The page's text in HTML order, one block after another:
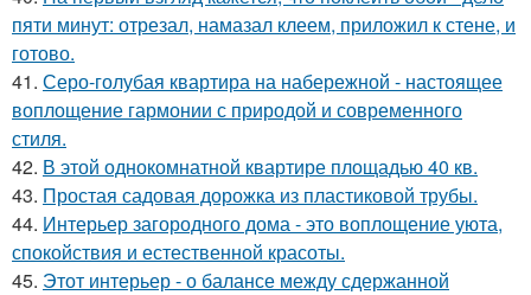
пяти минут: отрезал, намазал клеем, приложил к стене, и
готово.
41. Серо-голубая квартира на набережной - настоящее
воплощение гармонии с природой и современного
стиля.
42. В этой однокомнатной квартире площадью 40 кв.
43. Простая садовая дорожка из пластиковой трубы.
44. Интерьер загородного дома - это воплощение уюта,
спокойствия и естественной красоты.
45. Этот интерьер - о балансе между сдержанной